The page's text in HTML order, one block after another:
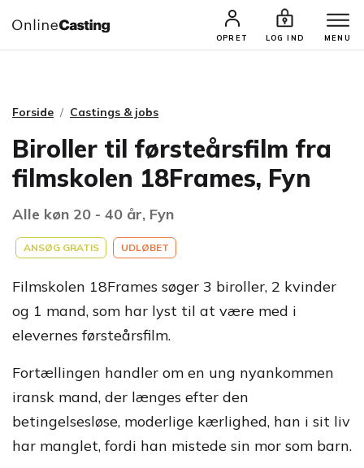
OPRET LOG IND MENU
CASTINGS & JOBS SØG PROFIL
Forside Castings & jobs
Biroller til førsteårsfilm fra
filmskolen 18Frames, Fyn
Alle køn 20 - 40 år, Fyn
ANSØG GRATIS UDLØBET
Filmskolen 18Frames søger 3 biroller, 2 kvinder
og 1 mand, som har lyst til at være med i
elevernes førsteårsfilm.
Fortællingen handler om en ung nyankommen
iransk mand, der længes efter den
betingelsesløse, moderlige kærlighed, han i sit liv
har manglet, fordi han mistede sin mor som barn.